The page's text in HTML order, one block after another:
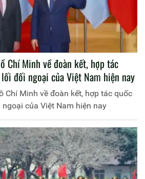
Chí Minh về đoàn kết, hợp tác
đối ngoại của Việt Nam hiện nay
Chí Minh về đoàn kết, hợp tác quốc
của Việt Nam hiện nay